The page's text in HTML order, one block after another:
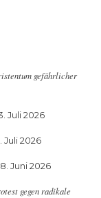
gefährlicher
Juli 2026
Juli 2026
Juni 2026
gegen radikale